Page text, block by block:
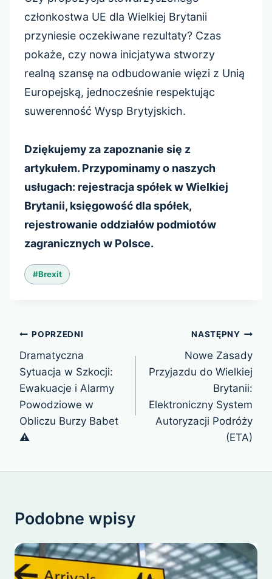
członkostwa UE dla Wielkiej Brytanii
przyniesie oczekiwane rezultaty? Czas
pokaże, czy nowa inicjatywa stworzy
realną szansę na odbudowanie więzi z Unią
Europejską, jednocześnie respektując
suwerenność Wysp Brytyjskich.
Dziękujemy za zapoznanie się z
artykułem. Przypominamy o naszych
usługach: rejestracja spółek w Wielkiej
Brytanii, księgowość dla spółek,
rejestrowanie oddziałów podmiotów
zagranicznych w Polsce.
Tagi
wpisu:
#Brexit
Nawigacja
wpisu
POPRZEDNI
Dramatyczna
Sytuacja w Szkocji:
Ewakuacje i Alarmy
Powodziowe w
Obliczu Burzy Babet
⚠
NASTĘPNY
Nowe Zasady
Przyjazdu do Wielkiej
Brytanii:
Elektroniczny System
Autoryzacji Podróży
(ETA)
Podobne wpisy